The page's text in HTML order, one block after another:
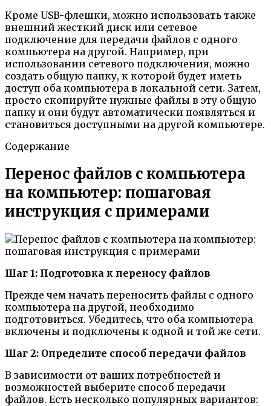
Кроме USB-флешки, можно использовать также
внешний жесткий диск или сетевое
подключение для передачи файлов с одного
компьютера на другой. Например, при
использовании сетевого подключения, можно
создать общую папку, к которой будет иметь
доступ оба компьютера в локальной сети. Затем,
просто скопируйте нужные файлы в эту общую
папку и они будут автоматически появляться и
становиться доступными на другой компьютере.
Содержание
Перенос файлов с компьютера
на компьютер: пошаговая
инструкция с примерами
Шаг 1: Подготовка к переносу файлов
Прежде чем начать переносить файлы с одного
компьютера на другой, необходимо
подготовиться. Убедитесь, что оба компьютера
включены и подключены к одной и той же сети.
Шаг 2: Определите способ передачи файлов
В зависимости от ваших потребностей и
возможностей выберите способ передачи
файлов. Есть несколько популярных вариантов: